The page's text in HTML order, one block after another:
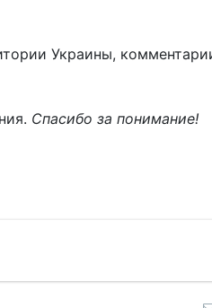
Украины,
Спасибо за понимание!